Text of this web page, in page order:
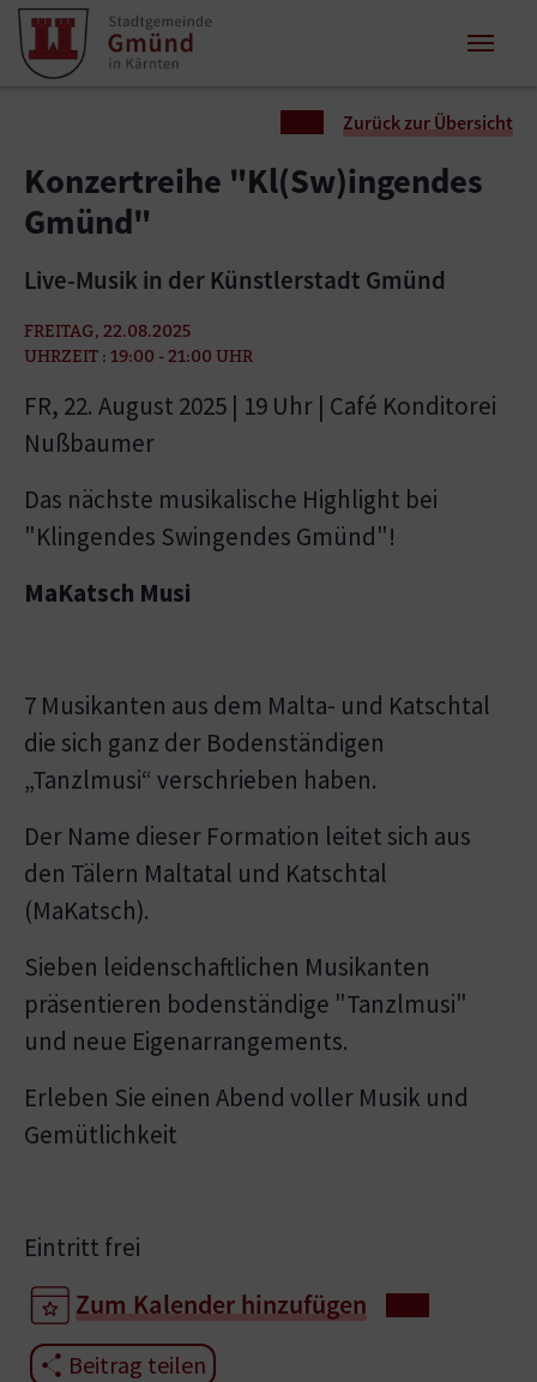
Zum Inhalt springen
Zum Seitenende springen
Zurück zur Übersicht
Konzertreihe "Kl(Sw)ingendes
Gmünd"
Live-Musik in der Künstlerstadt Gmünd
FREITAG, 22.08.2025
UHRZEIT : 19:00 - 21:00 UHR
FR, 22. August 2025 | 19 Uhr | Café Konditorei
Nußbaumer
Das nächste musikalische Highlight bei
"Klingendes Swingendes Gmünd"!
MaKatsch Musi
7 Musikanten aus dem Malta- und Katschtal
die sich ganz der Bodenständigen
„Tanzlmusi“ verschrieben haben.
Der Name dieser Formation leitet sich aus
den Tälern Maltatal und Katschtal
(MaKatsch).
Sieben leidenschaftlichen Musikanten
präsentieren bodenständige "Tanzlmusi"
und neue Eigenarrangements.
Erleben Sie einen Abend voller Musik und
Gemütlichkeit
Eintritt frei
Zum Kalender hinzufügen
Beitrag teilen